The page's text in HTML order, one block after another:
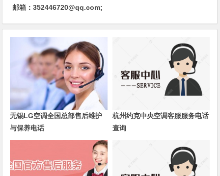
邮箱：352446720@qq.com;
无锡LG空调全国总部售后维护
与保养电话
杭州约克中央空调客服服务电话
查询